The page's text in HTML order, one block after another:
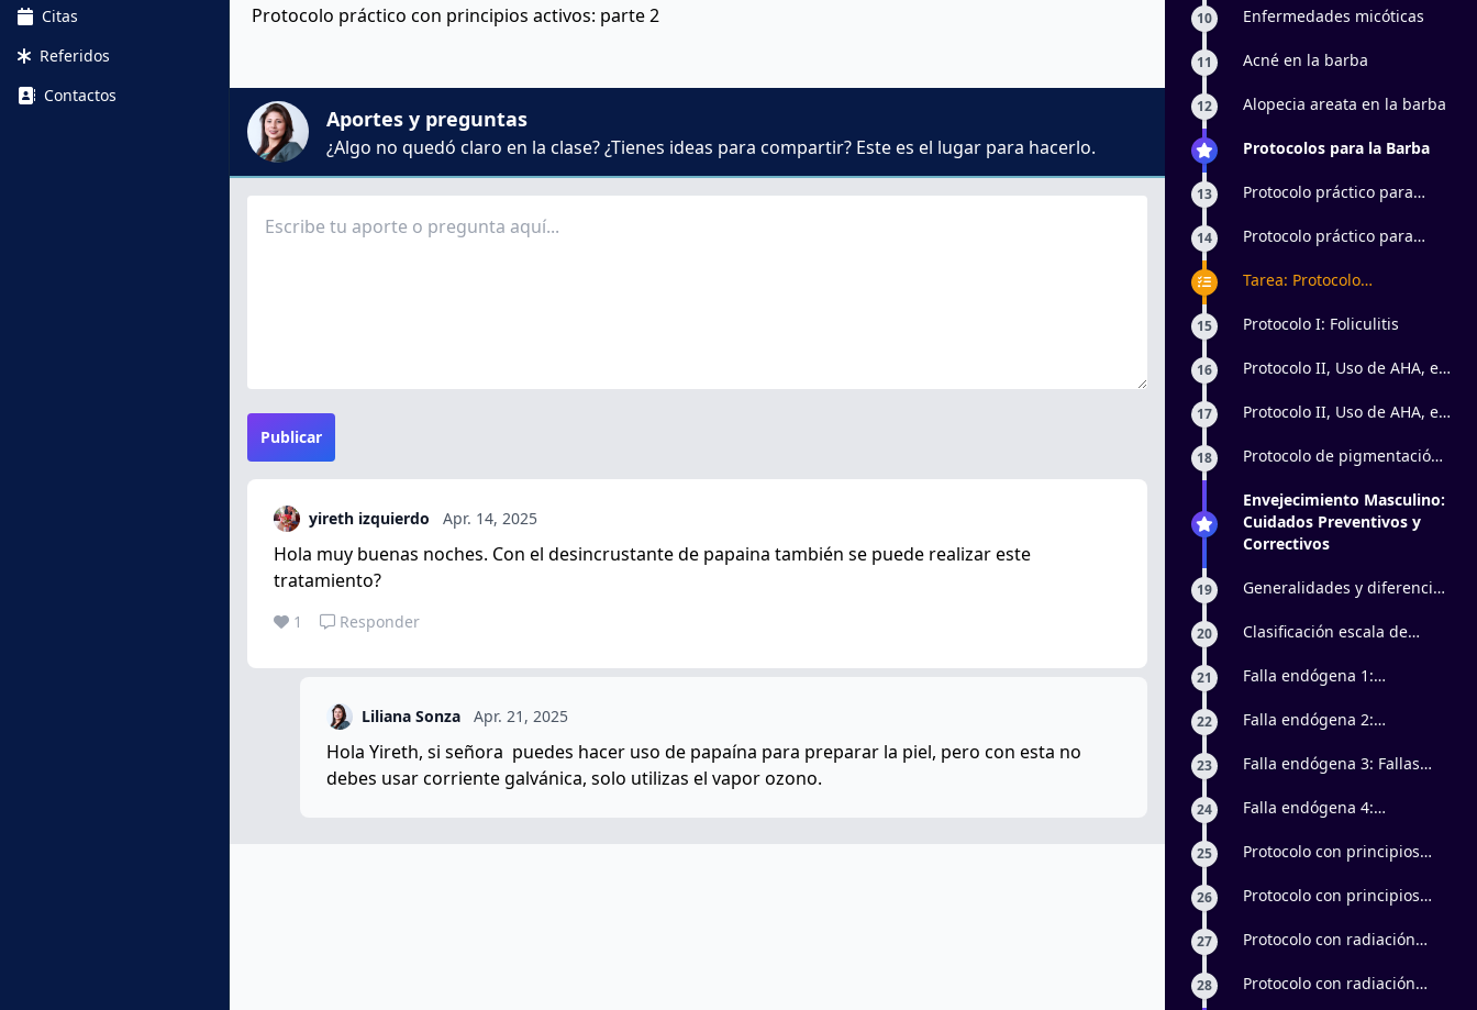
Citas
Referidos
Contactos
Protocolo práctico con principios activos: parte 2
Aportes y preguntas
¿Algo no quedó claro en la clase? ¿Tienes ideas para compartir? Este es el lugar para hacerlo.
Publicar
yireth izquierdo Apr. 14, 2025
Hola muy buenas noches. Con el desincrustante de papaina también se puede realizar este
tratamiento?
1 Responder
Liliana Sonza Apr. 21, 2025
Hola Yireth, si señora puedes hacer uso de papaína para preparar la piel, pero con esta no
debes usar corriente galvánica, solo utilizas el vapor ozono.
10 Enfermedades micóticas
11 Acné en la barba
12 Alopecia areata en la barba
Protocolos para la Barba
13
Protocolo práctico para
14
Protocolo práctico para
Tarea: Protocolo
masculinas
15 Protocolo I: Foliculitis
16
Protocolo II, Uso de AHA, en
Parte 1
17
Protocolo II, Uso de AHA, en
Parte 2
18
Protocolo de pigmentación
Envejecimiento Masculino:
Cuidados Preventivos y
Correctivos
19
Generalidades y diferencias
femenina
20
Clasificación escala de
21
Falla endógena 1:
elasticidad
22
Falla endógena 2:
epidermis
23
Falla endógena 3: Fallas
24
Falla endógena 4:
andrógenos
25
Protocolo con principios
26
Protocolo con principios
27
Protocolo con radiación
facial: parte 1
28
Protocolo con radiación